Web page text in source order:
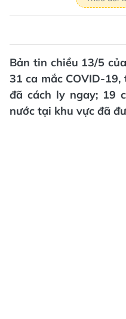
Bản tin chiều 13/5
31 ca mắc COVID-
đã cách ly ngay; 19
nước tại khu vực đã